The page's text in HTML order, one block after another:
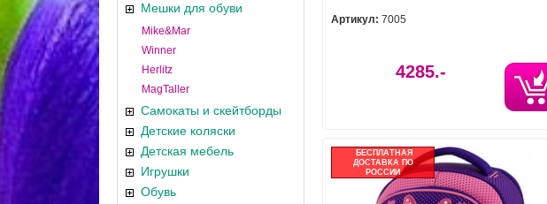
Мешки для обуви
Mike&Mar
Winner
Herlitz
MagTaller
Самокаты и скейтборды
Детские коляски
Детская мебель
Игрушки
Обувь
Артикул: 7005
4285.-
БЕСПЛАТНАЯ
ДОСТАВКА ПО
РОССИИ